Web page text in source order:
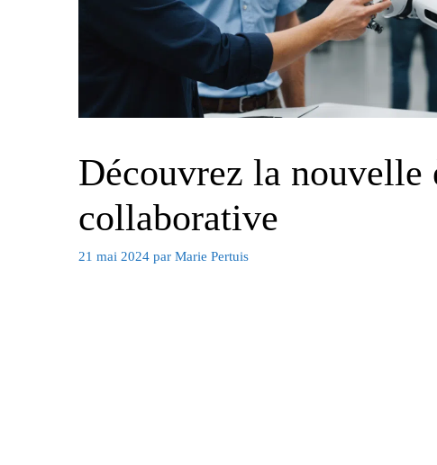
Découvrez la nouvelle
collaborative
21 mai 2024 par Marie Pertuis